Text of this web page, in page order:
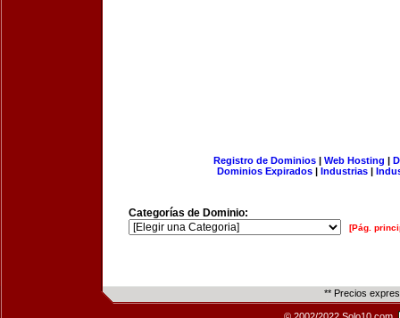
Registro de Dominios| Web Hosting |
Dominios Expirados | Industrias |
Categorías de Dominio:
[Pág.
** Precios